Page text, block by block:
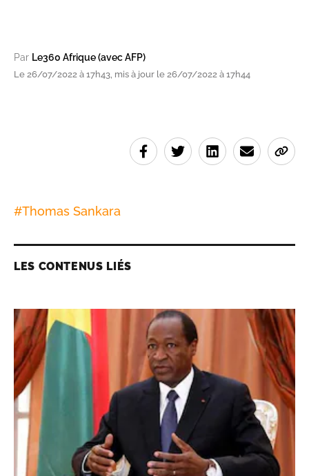
Par Le360 Afrique (avec AFP)
Le 26/07/2022 à 17h43, mis à jour le 26/07/2022 à 17h44
#Thomas Sankara
LES CONTENUS LIÉS